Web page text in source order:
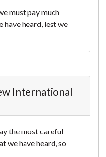
must pay much
heard, lest we
International
the most careful
we have heard, so